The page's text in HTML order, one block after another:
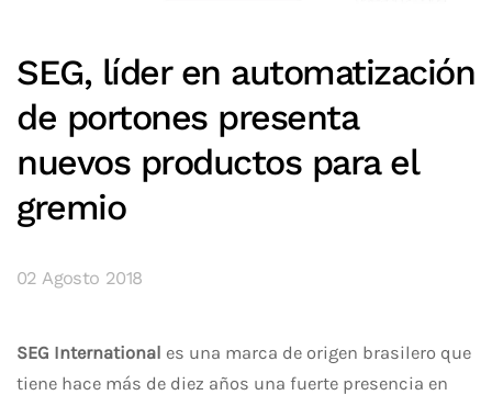
SEG, líder en automatización
de portones presenta
nuevos productos para el
gremio
02 Agosto 2018
SEG International es una marca de origen brasilero que
tiene hace más de diez años una fuerte presencia en